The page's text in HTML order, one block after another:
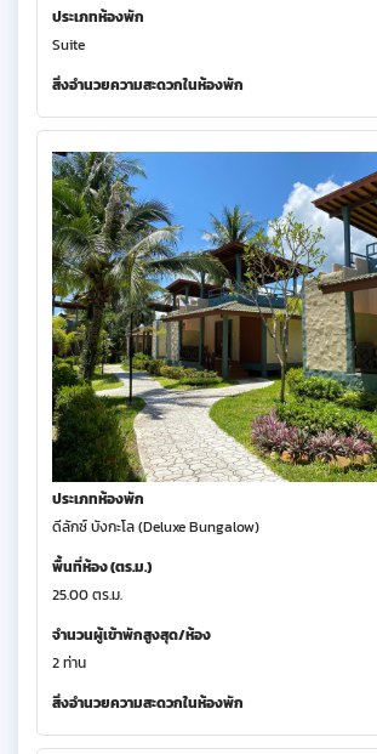
ประเภทห้องพัก
Suite
สิ่งอำนวยความสะดวกในห้องพัก
ประเภทห้องพัก
ดีลักซ์ บังกะโล (Deluxe Bungalow)
พื้นที่ห้อง (ตร.ม.)
25.00 ตร.ม.
จำนวนผู้เข้าพักสูงสุด/ห้อง
2 ท่าน
สิ่งอำนวยความสะดวกในห้องพัก